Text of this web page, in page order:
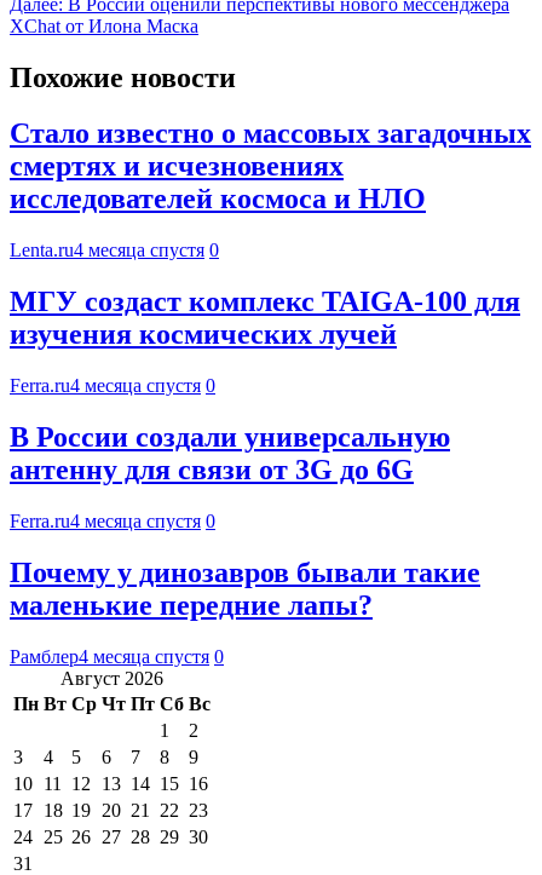
XChat от Илона Маска
Похожие новости
Стало известно о массовых загадочных
смертях и исчезновениях
исследователей космоса и НЛО
Lenta.ru4 месяца спустя 0
МГУ создаст комплекс TAIGA-100 для
изучения космических лучей
Ferra.ru4 месяца спустя 0
В России создали универсальную
антенну для связи от 3G до 6G
Ferra.ru4 месяца спустя 0
Почему у динозавров бывали такие
маленькие передние лапы?
Рамблер4 месяца спустя 0
Август 2026
Пн Вт Ср Чт Пт Сб Вс
1
2
3
4 5 6 7 8
9
10 11 12 13 14 15 16
17 18 19 20 21 22 23
24 25 26 27 28 29 30
31